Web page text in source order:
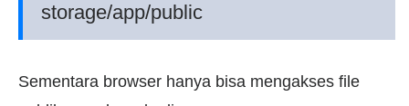
storage/app/public
Sementara browser hanya bisa mengakses file